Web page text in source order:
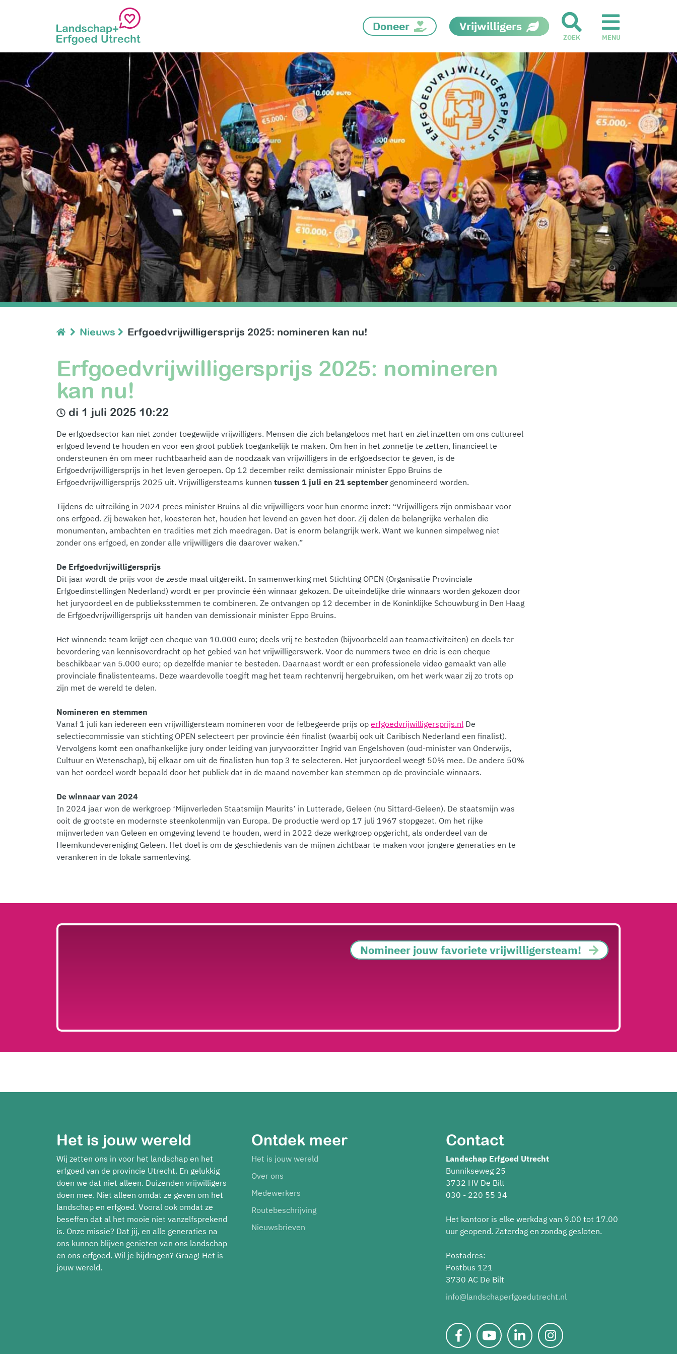
Doneer Vrijwilligers
ZOEK MENU
Nieuws Erfgoedvrijwilligersprijs 2025: nomineren kan nu!
Erfgoedvrijwilligersprijs 2025: nomineren
kan nu!
di 1 juli 2025 10:22
De erfgoedsector kan niet zonder toegewijde vrijwilligers. Mensen die zich belangeloos met hart en ziel inzetten om ons cultureel
erfgoed levend te houden en voor een groot publiek toegankelijk te maken. Om hen in het zonnetje te zetten, financieel te
ondersteunen én om meer ruchtbaarheid aan de noodzaak van vrijwilligers in de erfgoedsector te geven, is de
Erfgoedvrijwilligersprijs in het leven geroepen. Op 12 december reikt demissionair minister Eppo Bruins de
Erfgoedvrijwilligersprijs 2025 uit. Vrijwilligersteams kunnen tussen 1 juli en 21 september genomineerd worden.
Tijdens de uitreiking in 2024 prees minister Bruins al die vrijwilligers voor hun enorme inzet: “Vrijwilligers zijn onmisbaar voor
ons erfgoed. Zij bewaken het, koesteren het, houden het levend en geven het door. Zij delen de belangrijke verhalen die
monumenten, ambachten en tradities met zich meedragen. Dat is enorm belangrijk werk. Want we kunnen simpelweg niet
zonder ons erfgoed, en zonder alle vrijwilligers die daarover waken.”
De Erfgoedvrijwilligersprijs
Dit jaar wordt de prijs voor de zesde maal uitgereikt. In samenwerking met Stichting OPEN (Organisatie Provinciale
Erfgoedinstellingen Nederland) wordt er per provincie één winnaar gekozen. De uiteindelijke drie winnaars worden gekozen door
het juryoordeel en de publieksstemmen te combineren. Ze ontvangen op 12 december in de Koninklijke Schouwburg in Den Haag
de Erfgoedvrijwilligersprijs uit handen van demissionair minister Eppo Bruins.
Het winnende team krijgt een cheque van 10.000 euro; deels vrij te besteden (bijvoorbeeld aan teamactiviteiten) en deels ter
bevordering van kennisoverdracht op het gebied van het vrijwilligerswerk. Voor de nummers twee en drie is een cheque
beschikbaar van 5.000 euro; op dezelfde manier te besteden. Daarnaast wordt er een professionele video gemaakt van alle
provinciale finalistenteams. Deze waardevolle toegift mag het team rechtenvrij hergebruiken, om het werk waar zij zo trots op
zijn met de wereld te delen.
Nomineren en stemmen
Vanaf 1 juli kan iedereen een vrijwilligersteam nomineren voor de felbegeerde prijs op erfgoedvrijwilligersprijs.nl De
selectiecommissie van stichting OPEN selecteert per provincie één finalist (waarbij ook uit Caribisch Nederland een finalist).
Vervolgens komt een onafhankelijke jury onder leiding van juryvoorzitter Ingrid van Engelshoven (oud-minister van Onderwijs,
Cultuur en Wetenschap), bij elkaar om uit de finalisten hun top 3 te selecteren. Het juryoordeel weegt 50% mee. De andere 50%
van het oordeel wordt bepaald door het publiek dat in de maand november kan stemmen op de provinciale winnaars.
De winnaar van 2024
In 2024 jaar won de werkgroep ‘Mijnverleden Staatsmijn Maurits’ in Lutterade, Geleen (nu Sittard-Geleen). De staatsmijn was
ooit de grootste en modernste steenkolenmijn van Europa. De productie werd op 17 juli 1967 stopgezet. Om het rijke
mijnverleden van Geleen en omgeving levend te houden, werd in 2022 deze werkgroep opgericht, als onderdeel van de
Heemkundevereniging Geleen. Het doel is om de geschiedenis van de mijnen zichtbaar te maken voor jongere generaties en te
verankeren in de lokale samenleving.
Nomineer jouw favoriete vrijwilligersteam!
Het is jouw wereld
Wij zetten ons in voor het landschap en het
erfgoed van de provincie Utrecht. En gelukkig
doen we dat niet alleen. Duizenden vrijwilligers
doen mee. Niet alleen omdat ze geven om het
landschap en erfgoed. Vooral ook omdat ze
beseffen dat al het mooie niet vanzelfsprekend
is. Onze missie? Dat jij, en alle generaties na
ons kunnen blijven genieten van ons landschap
en ons erfgoed. Wil je bijdragen? Graag! Het is
jouw wereld.
Ontdek meer
Het is jouw wereld
Over ons
Medewerkers
Routebeschrijving
Nieuwsbrieven
Contact
Landschap Erfgoed Utrecht
Bunnikseweg 25
3732 HV De Bilt
030 - 220 55 34
Het kantoor is elke werkdag van 9.00 tot 17.00
uur geopend. Zaterdag en zondag gesloten.
Postadres:
Postbus 121
3730 AC De Bilt
info@landschaperfgoedutrecht.nl